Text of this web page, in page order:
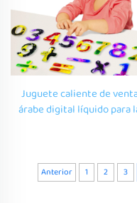
Juguete caliente de
árabe digital líquido para
Anterior 1 2 3